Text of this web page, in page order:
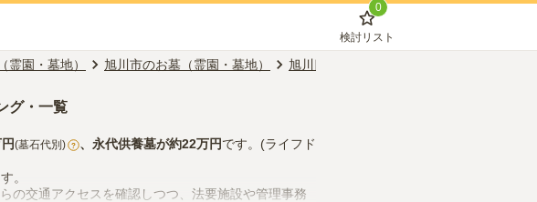
0
検討リスト
園・墓地） 旭川市のお墓（霊園・墓地） 旭川四条駅のお墓（霊園・墓地）
グ・一覧
(墓石代別) ? 、 永代供養墓が約22万円です。(ライフド
。
の交通アクセスを確認しつつ、法要施設や管理事務